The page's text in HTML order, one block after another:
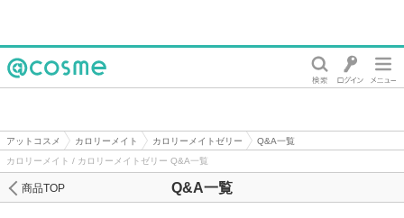
アットコスメ カロリーメイト カロリーメイトゼリー
Q&A一覧
カロリーメイト / カロリーメイトゼリー Q&A一覧
Q&A一覧
商品TOP